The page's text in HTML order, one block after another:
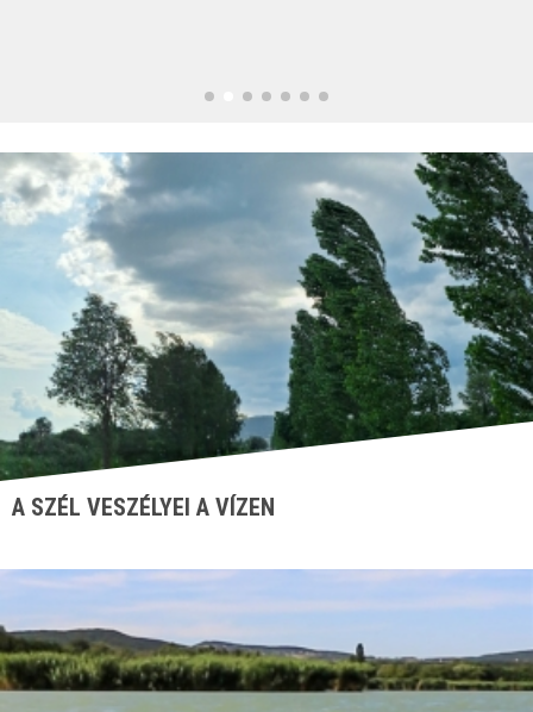
A SZÉL VESZÉLYEI A VÍZEN